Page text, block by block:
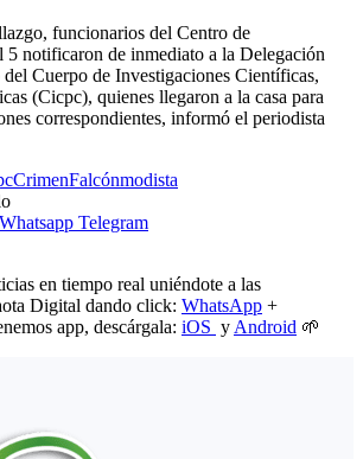
funcionarios del Centro de
notificaron de inmediato a la Delegación
Cuerpo de Investigaciones Científicas,
(Cicpc), quienes llegaron a la casa para
correspondientes, informó el periodista
CrimenFalcónmodista
Whatsapp Telegram
en tiempo real uniéndote a las
Digital dando click: WhatsApp +
app, descárgala: iOS y Android 🌱